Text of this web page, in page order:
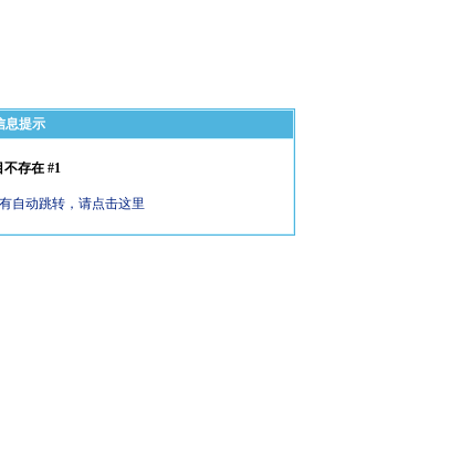
息提示
不存在 #1
自动跳转，请点击这里